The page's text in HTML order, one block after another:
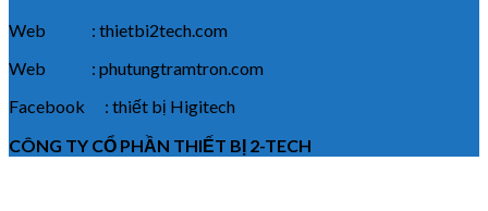
Web : thietbi2tech.com
Web : phutungtramtron.com
Facebook : thiết bị Higitech
CÔNG TY CỔ PHẦN THIẾT BỊ 2-TECH